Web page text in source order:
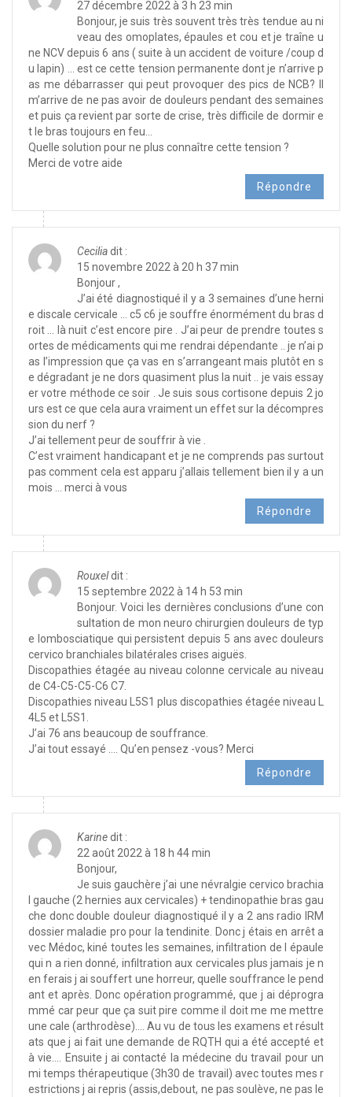
27 décembre 2022 à 3 h 23 min
Bonjour, je suis très souvent très très tendue au ni
veau des omoplates, épaules et cou et je traîne u
ne NCV depuis 6 ans ( suite à un accident de voiture /coup d
u lapin) … est ce cette tension permanente dont je n’arrive p
as me débarrasser qui peut provoquer des pics de NCB? ll
m’arrive de ne pas avoir de douleurs pendant des semaines
et puis ça revient par sorte de crise, très difficile de dormir e
t le bras toujours en feu…
Quelle solution pour ne plus connaître cette tension ?
Merci de votre aide
Répondre
Ceciliadit :
15 novembre 2022 à 20 h 37 min
Bonjour ,
J’ai été diagnostiqué il y a 3 semaines d’une herni
e discale cervicale … c5 c6 je souffre énormément du bras d
roit … là nuit c’est encore pire . J’ai peur de prendre toutes s
ortes de médicaments qui me rendrai dépendante .. je n’ai p
as l’impression que ça vas en s’arrangeant mais plutôt en s
e dégradant je ne dors quasiment plus la nuit .. je vais essay
er votre méthode ce soir . Je suis sous cortisone depuis 2 jo
urs est ce que cela aura vraiment un effet sur la décompres
sion du nerf ?
J’ai tellement peur de souffrir à vie .
C’est vraiment handicapant et je ne comprends pas surtout
pas comment cela est apparu j’allais tellement bien il y a un
mois … merci à vous
Répondre
Rouxeldit :
15 septembre 2022 à 14 h 53 min
Bonjour. Voici les dernières conclusions d’une con
sultation de mon neuro chirurgien douleurs de typ
e lombosciatique qui persistent depuis 5 ans avec douleurs
cervico branchiales bilatérales crises aiguës.
Discopathies étagée au niveau colonne cervicale au niveau
de C4-C5-C5-C6 C7.
Discopathies niveau L5S1 plus discopathies étagée niveau L
4L5 et L5S1.
J’ai 76 ans beaucoup de souffrance.
J’ai tout essayé …. Qu’en pensez -vous? Merci
Répondre
Karinedit :
22 août 2022 à 18 h 44 min
Bonjour,
Je suis gauchère j’ai une névralgie cervico brachia
l gauche (2 hernies aux cervicales) + tendinopathie bras gau
che donc double douleur diagnostiqué il y a 2 ans radio IRM
dossier maladie pro pour la tendinite. Donc j étais en arrêt a
vec Médoc, kiné toutes les semaines, infiltration de l épaule
qui n a rien donné, infiltration aux cervicales plus jamais je n
en ferais j ai souffert une horreur, quelle souffrance le pend
ant et après. Donc opération programmé, que j ai déprogra
mmé car peur que ça suit pire comme il doit me me mettre
une cale (arthrodèse)…. Au vu de tous les examens et résult
ats que j ai fait une demande de RQTH qui a été accepté et
à vie…. Ensuite j ai contacté la médecine du travail pour un
mi temps thérapeutique (3h30 de travail) avec toutes mes r
estrictions j ai repris (assis,debout, ne pas soulève, ne pas le